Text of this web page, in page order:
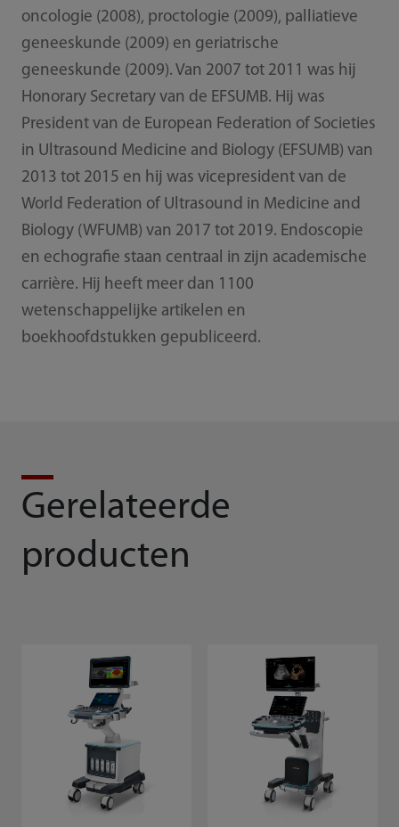
oncologie (2008), proctologie (2009), palliatieve
geneeskunde (2009) en geriatrische
geneeskunde (2009). Van 2007 tot 2011 was hij
Honorary Secretary van de EFSUMB. Hij was
President van de European Federation of Societies
in Ultrasound Medicine and Biology (EFSUMB) van
2013 tot 2015 en hij was vicepresident van de
World Federation of Ultrasound in Medicine and
Biology (WFUMB) van 2017 tot 2019. Endoscopie
en echografie staan centraal in zijn academische
carrière. Hij heeft meer dan 1100
wetenschappelijke artikelen en
boekhoofdstukken gepubliceerd.
Gerelateerde
producten